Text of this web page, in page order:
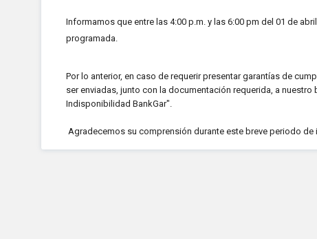
Informamos que entre las 4:00 p.m. y las 6:00 pm del 01 de
programada.
Por lo anterior, en caso de requerir presentar garantías de
ser enviadas, junto con la documentación requerida, a
Indisponibilidad BankGar".
Agradecemos su comprensión durante este breve periodo